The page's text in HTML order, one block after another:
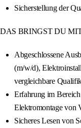
Sicherstellung der
DAS BRINGST DU
Abgeschlossene
(m/w/d),
vergleichbare
Erfahrung im
Elektromontage von
Sicheres Lesen von